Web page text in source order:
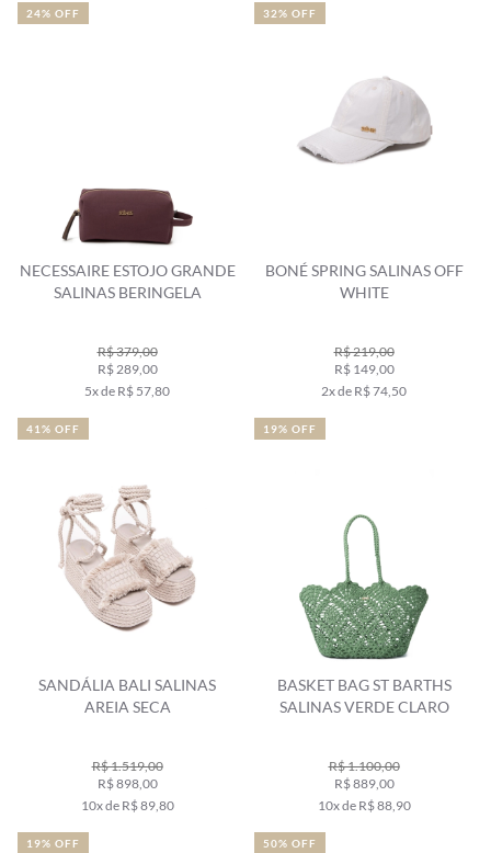
NECESSAIRE ESTOJO GRANDE
SALINAS BERINGELA
R$ 379,00
R$ 289,00
5x de R$ 57,80
24% OFF
BONÉ SPRING SALINAS OFF
WHITE
R$ 219,00
R$ 149,00
2x de R$ 74,50
32% OFF
SANDÁLIA BALI SALINAS
AREIA SECA
R$ 1.519,00
R$ 898,00
10x de R$ 89,80
41% OFF
BASKET BAG ST BARTHS
SALINAS VERDE CLARO
R$ 1.100,00
R$ 889,00
10x de R$ 88,90
19% OFF
19% OFF 50% OFF